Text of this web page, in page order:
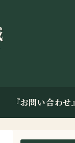
『お問い合わせ』